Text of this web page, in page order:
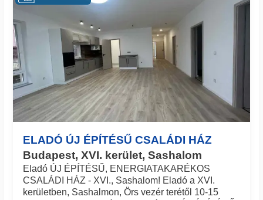
ELADÓ ÚJ ÉPÍTÉSŰ CSALÁDI HÁZ
Budapest, XVI. kerület, Sashalom
Eladó ÚJ ÉPÍTÉSŰ, ENERGIATAKARÉKOS
CSALÁDI HÁZ - XVI., Sashalom! Eladó a XVI.
kerületben, Sashalmon, Örs vezér terétől 10-15